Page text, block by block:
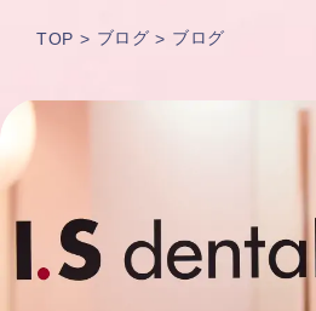
TOP ブログ ブログ